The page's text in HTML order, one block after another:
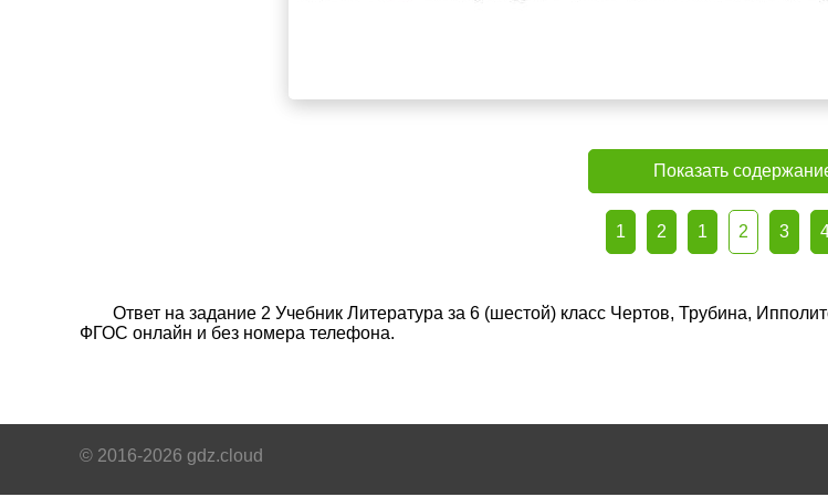
Показать
1 2 1 2 3
Ответ на задание 2 Учебник Литература за 6 (шестой) класс Чертов, Трубина,
ФГОС онлайн и без номера телефона.
© 2016-2026 gdz.cloud